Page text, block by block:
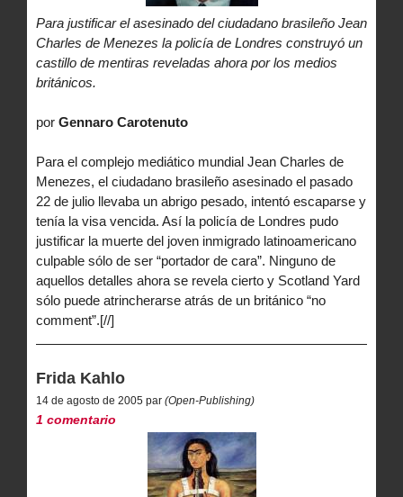
Para justificar el asesinado del ciudadano brasileño Jean
Charles de Menezes la policía de Londres construyó un
castillo de mentiras reveladas ahora por los medios
británicos.
por Gennaro Carotenuto
Para el complejo mediático mundial Jean Charles de
Menezes, el ciudadano brasileño asesinado el pasado
22 de julio llevaba un abrigo pesado, intentó escaparse y
tenía la visa vencida. Así la policía de Londres pudo
justificar la muerte del joven inmigrado latinoamericano
culpable sólo de ser “portador de cara”. Ninguno de
aquellos detalles ahora se revela cierto y Scotland Yard
sólo puede atrincherarse atrás de un británico “no
comment”.[//]
Frida Kahlo
14 de agosto de 2005 par (Open-Publishing)
1 comentario